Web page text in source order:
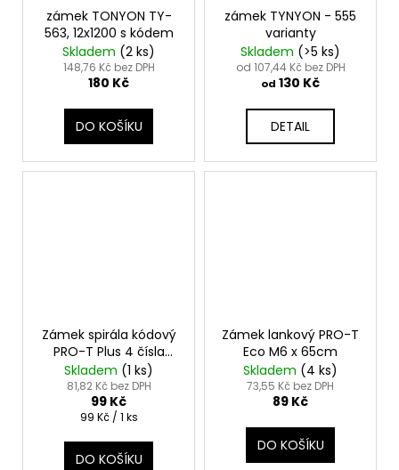
zámek TONYON TY-
563, 12x1200 s kódem
Skladem (2 ks)
148,76 Kč bez DPH
180 Kč
DO KOŠÍKU
zámek TYNYON - 555
varianty
Skladem (>5 ks)
od 107,44 Kč bez DPH
od 130 Kč
DETAIL
Zámek spirála kódový
PRO-T Plus 4 čísla
M8x150cm
Skladem (1 ks)
81,82 Kč bez DPH
99 Kč
Měrná
99 Kč / 1 ks
DO KOŠÍKU
Zámek lankový PRO-T
Eco M6 x 65cm
Skladem (4 ks)
73,55 Kč bez DPH
89 Kč
DO KOŠÍKU